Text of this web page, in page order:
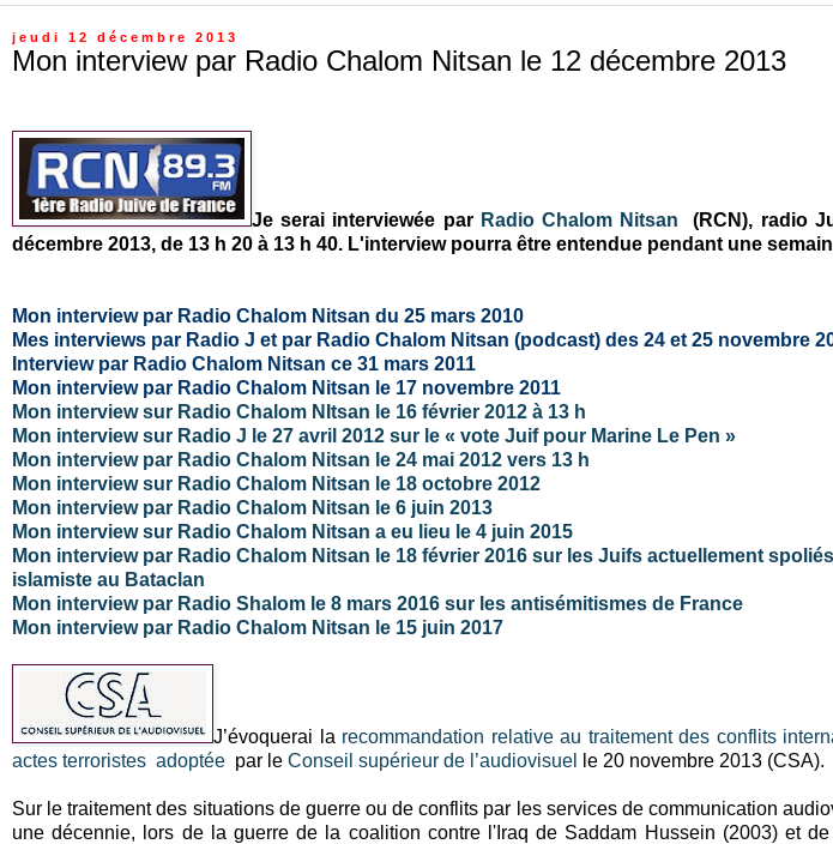
jeudi 12 décembre 2013
Mon interview par Radio Chalom Nitsan le 12 décembre 2013
Je serai interviewée par Radio Chalom Nitsan (RCN), radio
décembre 2013, de 13 h 20 à 13 h 40. L'interview pourra être entendue pendant une
Mon interview par Radio Chalom Nitsan du 25 mars 2010
Mes interviews par Radio J et par Radio Chalom Nitsan (podcast) des 24 et 25 novembre
Interview par Radio Chalom Nitsan ce 31 mars 2011
Mon interview par Radio Chalom Nitsan le 17 novembre 2011
Mon interview sur Radio Chalom NItsan le 16 février 2012 à 13 h
Mon interview sur Radio J le 27 avril 2012 sur le « vote Juif pour Marine Le Pen »
Mon interview par Radio Chalom Nitsan le 24 mai 2012 vers 13 h
Mon interview sur Radio Chalom Nitsan le 18 octobre 2012
Mon interview par Radio Chalom Nitsan le 6 juin 2013
Mon interview sur Radio Chalom Nitsan a eu lieu le 4 juin 2015
Mon interview par Radio Chalom Nitsan le 18 février 2016 sur les Juifs actuellement
islamiste au Bataclan
Mon interview par Radio Shalom le 8 mars 2016 sur les antisémitismes de France
Mon interview par Radio Chalom Nitsan le 15 juin 2017
J’évoquerai la recommandation relative au traitement des conflits
actes terroristes adoptée par le Conseil supérieur de l’audiovisuel le 20 novembre 2013 (CSA).
Sur le traitement des situations de guerre ou de conflits par les services de communication
une décennie, lors de la guerre de la coalition contre l'Iraq de Saddam Hussein (2003) et